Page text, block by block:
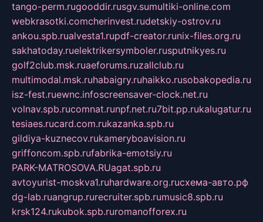
tango-perm.rugooddir.rusgv.sumultiki-online.com
webkrasotki.comcherinvest.rudetskiy-ostrov.ru
ankou.spb.rualvesta1.rupdf-creator.runix-files.org.ru
sakhatoday.ruelektrikersymboler.rusputnikyes.ru
golf2club.msk.ruaeforums.ruzallclub.ru
multimodal.msk.ruhabaigry.ruhaikko.rusobakopedia.ru
isz-fest.ruewnc.infoscreensaver-clock.net.ru
volnav.spb.rucomnat.runpf.net.ru7bit.pp.rukalugatur.ru
tesiaes.rucard.com.rukazanka.spb.ru
gildiya-kuznecov.rukameryboavision.ru
griffoncom.spb.rufabrika-emotsiy.ru
PARK-MATROSOVA.RUagat.spb.ru
avtoyurist-moskva1.ruhardware.org.ruсхема-авто.рф
dg-lab.ruangrup.rurecruiter.spb.rumusic8.spb.ru
krsk124.rukubok.spb.ruromanofforex.ru